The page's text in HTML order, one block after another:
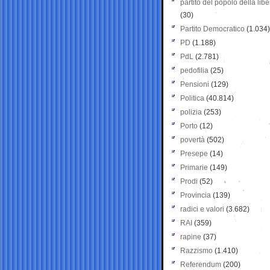
partito del popolo della
(30)
Partito Democratico (1.034)
PD (1.188)
PdL (2.781)
pedofilia (25)
Pensioni (129)
Politica (40.814)
polizia (253)
Porto (12)
povertà (502)
Presepe (14)
Primarie (149)
Prodi (52)
Provincia (139)
radici e valori (3.682)
RAI (359)
rapine (37)
Razzismo (1.410)
Referendum (200)